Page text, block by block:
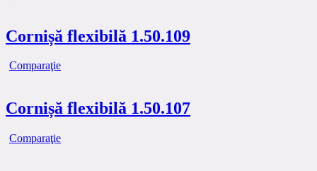
Cornișă flexibilă 1.50.109
Comparaţie
Cornișă flexibilă 1.50.107
Comparaţie